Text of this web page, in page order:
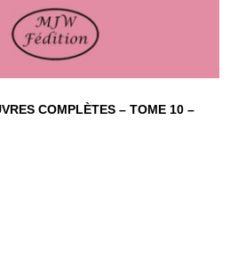
COMPLÈTES – TOME 10 –